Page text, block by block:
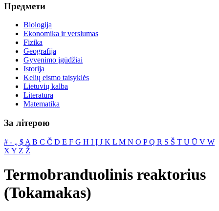
Предмети
Biologija
Ekonomika ir verslumas
Fizika
Geografija
Gyvenimo įgūdžiai
Istorija
Kelių eismo taisyklės
Lietuvių kalba
Literatūra
Matematika
За літерою
# ‐ „ $ A B C Č D E F G H I Į J K L M N O PQ R S Š T U Ū V W
X Y Z Ž
Termobranduolinis reaktorius
(Tokamakas)